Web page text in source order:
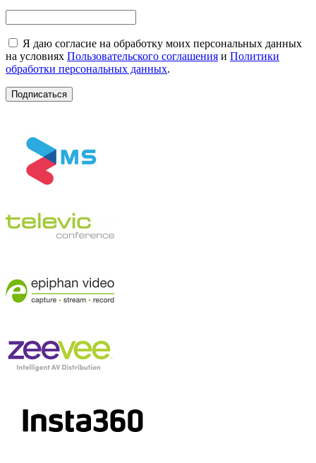
Я даю согласие на обработку моих персональных данных
на условиях Пользовательского соглашения и Политики
обработки персональных данных.